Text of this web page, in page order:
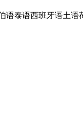
语泰语西班牙语土语